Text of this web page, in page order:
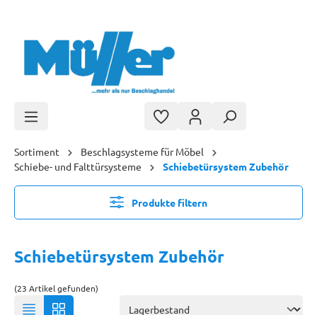
Sortiment
Beschlagsysteme für Möbel
Schiebe- und Falttürsysteme
Schiebetürsystem Zubehör
Produkte filtern
Schiebetürsystem Zubehör
(23 Artikel gefunden)